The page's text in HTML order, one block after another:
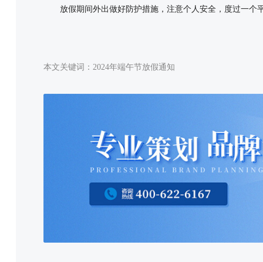
放假期间外出做好防护措施，注意个人安全，度过一个
本文关键词： 2024年端午节放假通知